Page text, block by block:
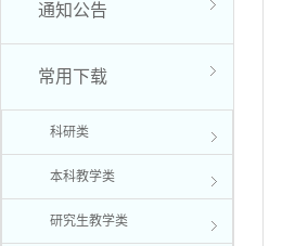
通知公告
常用下载
科研类
本科教学类
研究生教学类